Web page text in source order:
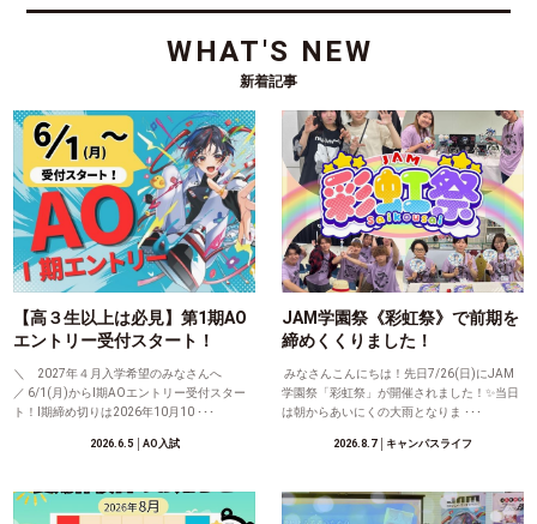
WHAT'S NEW
新着記事
【高３生以上は必見】第1期AO
エントリー受付スタート！
＼ 2027年４月入学希望のみなさんへ
／ 6/1(月)からⅠ期AOエントリー受付スター
ト！Ⅰ期締め切りは2026年10月10 ･･･
2026.6.5│AO入試
JAM学園祭《彩虹祭》で前期を
締めくくりました！
みなさんこんにちは！先日7/26(日)にJAM
学園祭「彩虹祭」が開催されました！✨当日
は朝からあいにくの大雨となりま ･･･
2026.8.7│キャンパスライフ